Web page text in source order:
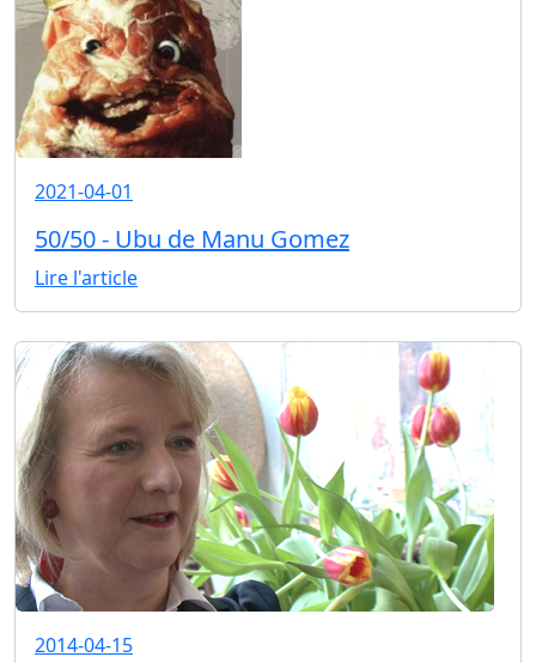
2021-04-01
50/50 - Ubu de Manu Gomez
Lire l'article
2014-04-15